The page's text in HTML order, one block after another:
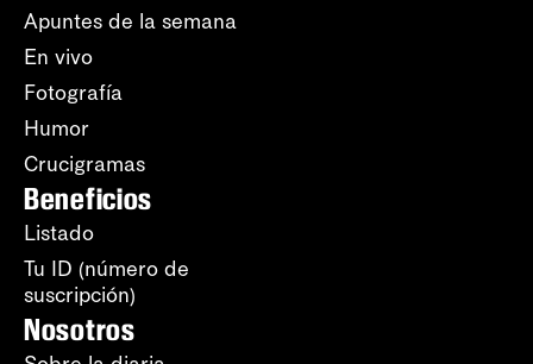
Apuntes de la semana
En vivo
Fotografía
Humor
Crucigramas
Beneficios
Listado
Tu ID (número de
suscripción)
Nosotros